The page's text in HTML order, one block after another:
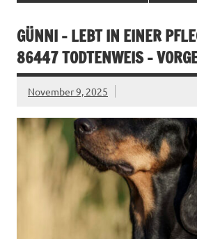
GÜNNI – LEBT IN EINER
86447 TODTENWEIS –
November 9, 2025